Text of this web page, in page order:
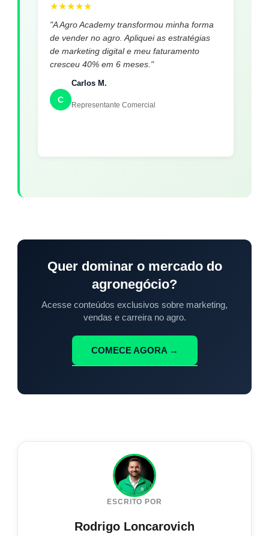
★★★★★
"A Agro Academy transformou minha forma
de vender no agro. Apliquei as estratégias
de marketing digital e meu faturamento
cresceu 40% em 6 meses."
C
Carlos M.
Representante Comercial
Quer dominar o mercado do
agronegócio?
Acesse conteúdos exclusivos sobre marketing,
vendas e carreira no agro.
COMECE AGORA →
ESCRITO POR
Rodrigo Loncarovich